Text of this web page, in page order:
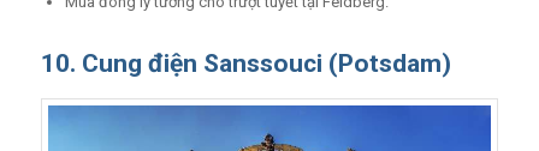
10. Cung điện Sanssouci (Potsdam)